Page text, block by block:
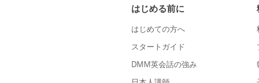
はじめる前に
はじめての方へ
スタートガイド
DMM英会話の強み